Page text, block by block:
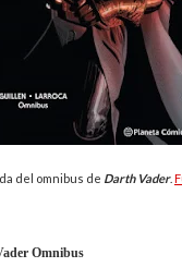
del omnibus de Darth Vader.
Omnibus